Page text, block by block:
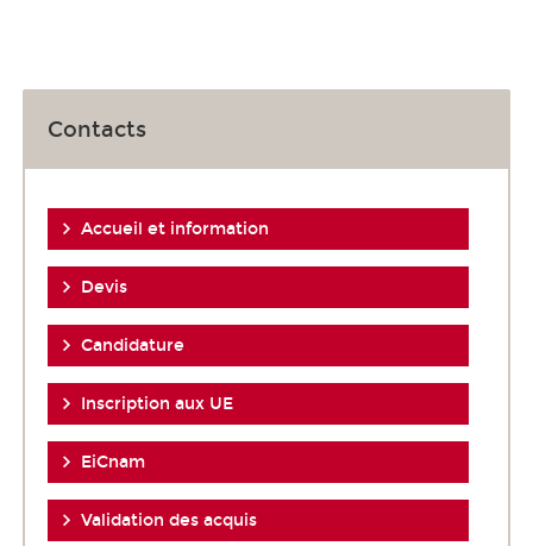
Contacts
Accueil et information
Devis
Candidature
Inscription aux UE
EiCnam
Validation des acquis